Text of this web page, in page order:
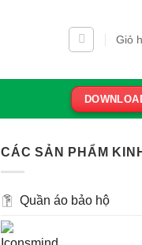
Giỏ
CÁC SẢN PHẨM
Quần áo bảo hộ